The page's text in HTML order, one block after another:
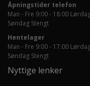
Åpningstider telefon
Man - Fre 9:00 - 18:00
Søndag Stengt
Hentelager
Man - Fre 9:00 - 17:00
Søndag Stengt
Nyttige lenker